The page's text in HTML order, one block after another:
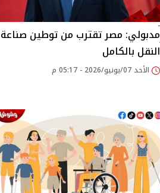
مدبولي: مصر تقترب من توطين صناعة
النقل بالكامل
الأحد 07/يونيو/2026 - 05:17 م